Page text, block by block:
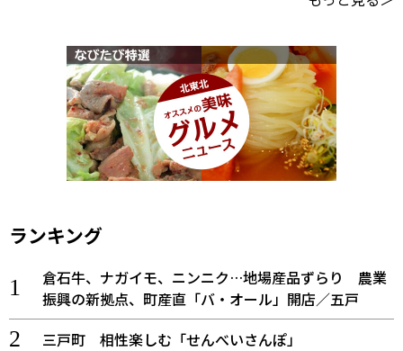
ランキング
倉石牛、ナガイモ、ニンニク…地場産品ずらり 農業
振興の新拠点、町産直「バ・オール」開店／五戸
三戸町 相性楽しむ「せんべいさんぽ」